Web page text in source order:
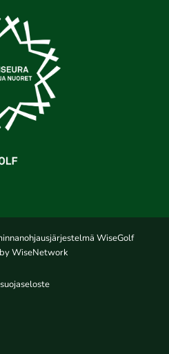
WiseGolf
WiseNetwork